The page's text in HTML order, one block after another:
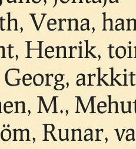
Verna,
Henrik,
Georg,
M.,
Runar,